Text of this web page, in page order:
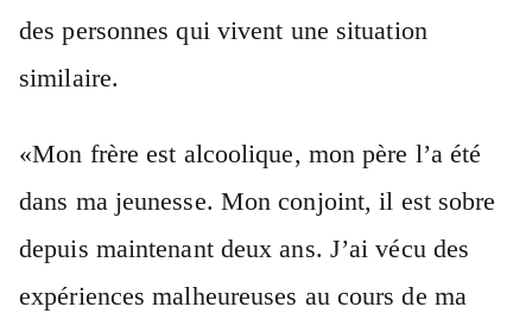
des personnes qui vivent une situation
similaire.
«Mon frère est alcoolique, mon père l’a été
dans ma jeunesse. Mon conjoint, il est sobre
depuis maintenant deux ans. J’ai vécu des
expériences malheureuses au cours de ma